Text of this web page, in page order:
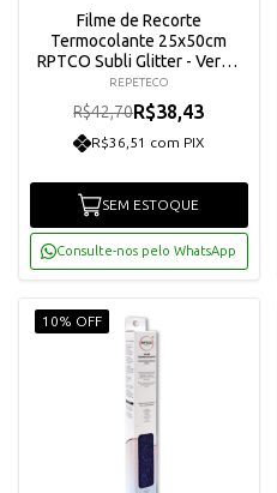
Filme de Recorte
Termocolante 25x50cm
RPTCO Subli Glitter - Verde
Claro
REPETECO
R$42,70R$38,43
R$36,51 com PIX
SEM ESTOQUE
Consulte-nos pelo WhatsApp
10% OFF